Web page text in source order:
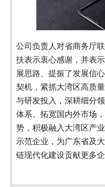
公司负责人对省商务厅
扶表示衷心感谢，并表
展思路、提振了发展信
契机，紧抓大湾区高质
与研发投入，深耕细分
体系、拓宽国内外市场
势，积极融入大湾区产
示范企业，为广东省及
链现代化建设贡献更多企